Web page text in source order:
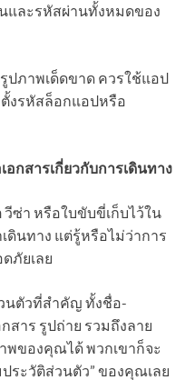
และรหัสผ่านทั้งหมดของ
ปภาพเด็ดขาด ควรใช้แอป
งรหัสล็อกแอปหรือ
กสารเกี่ยวกับการเดินทาง
ซ่า หรือใบขับขี่เก็บไว้ใน
ดินทาง แต่รู้หรือไม่ว่าการ
ภัยเลย
นตัวที่สำคัญ ทั้งชื่อ-
สาร รูปถ่าย รวมถึงลาย
พของคุณได้ พวกเขาก็จะ
ระวัติส่วนตัว” ของคุณเลย